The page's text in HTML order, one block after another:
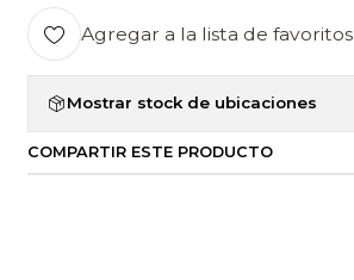
Agregar a la lista de favoritos
Mostrar stock de ubicaciones
COMPARTIR ESTE PRODUCTO